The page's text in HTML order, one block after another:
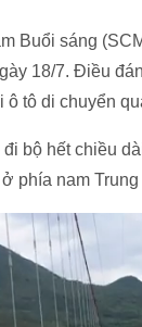
Buổi sáng
18/7. Điều
tô di chuyển
bộ hết chiều
phía nam Trung